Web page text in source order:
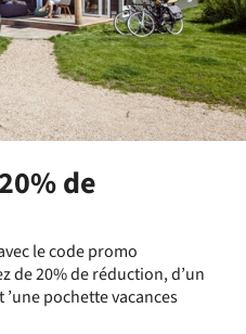
de
le code promo
de 20% de réduction, d’un
pochette vacances